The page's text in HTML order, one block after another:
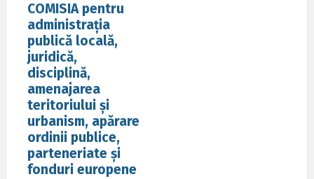
COMISIA pentru
administrația
publică locală,
juridică,
disciplină,
amenajarea
teritoriului și
urbanism, apărare
ordinii publice,
parteneriate și
fonduri europene